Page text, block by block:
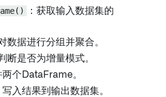
：获取输入数据集的
数据进行分组并聚合。
断是否为增量模式。
两个DataFrame。
写入结果到输出数据集。